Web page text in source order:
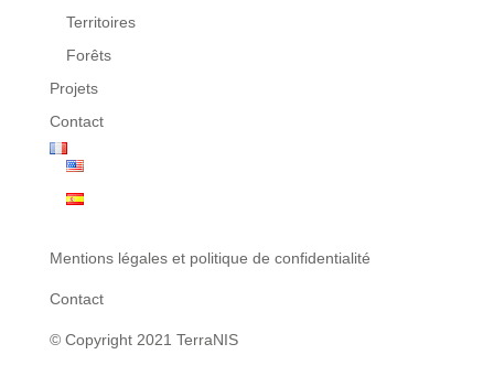
Territoires
Forêts
Projets
Contact
Mentions légales et politique de confidentialité
Contact
© Copyright 2021 TerraNIS